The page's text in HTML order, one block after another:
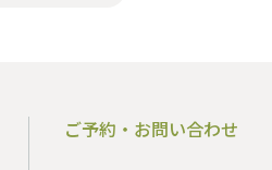
ご予約・お問い合わせ